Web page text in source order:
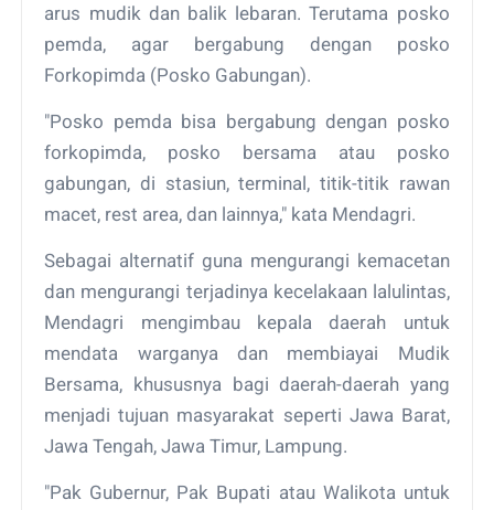
arus mudik dan balik lebaran. Terutama posko
pemda, agar bergabung dengan posko
Forkopimda (Posko Gabungan).
"Posko pemda bisa bergabung dengan posko
forkopimda, posko bersama atau posko
gabungan, di stasiun, terminal, titik-titik rawan
macet, rest area, dan lainnya," kata Mendagri.
Sebagai alternatif guna mengurangi kemacetan
dan mengurangi terjadinya kecelakaan lalulintas,
Mendagri mengimbau kepala daerah untuk
mendata warganya dan membiayai Mudik
Bersama, khususnya bagi daerah-daerah yang
menjadi tujuan masyarakat seperti Jawa Barat,
Jawa Tengah, Jawa Timur, Lampung.
"Pak Gubernur, Pak Bupati atau Walikota untuk